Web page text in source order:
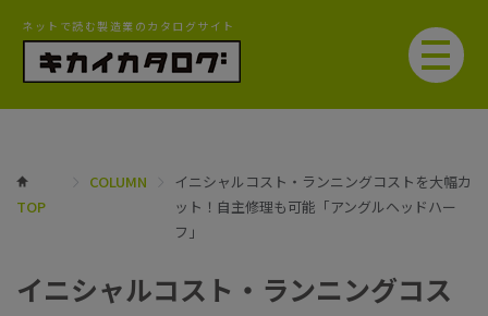
ネットで読む製造業のカタログサイト
TOP
COLUMN
イニシャルコスト・ランニングコストを大幅カ
ット！自主修理も可能「アングルヘッドハー
フ」
イニシャルコスト・ランニングコス